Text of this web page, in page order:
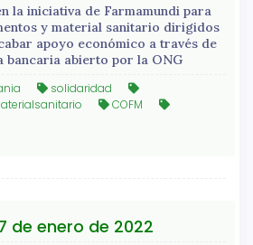
la iniciativa de Farmamundi para
y material sanitario dirigidos
apoyo económico a través de
bancaria abierto por la ONG
solidaridad
COFM
de enero de 2022